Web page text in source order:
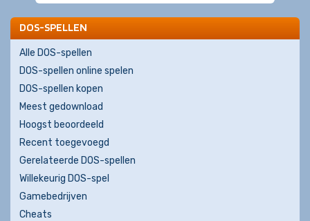
DOS-SPELLEN
Alle DOS-spellen
DOS-spellen online spelen
DOS-spellen kopen
Meest gedownload
Hoogst beoordeeld
Recent toegevoegd
Gerelateerde DOS-spellen
Willekeurig DOS-spel
Gamebedrijven
Cheats